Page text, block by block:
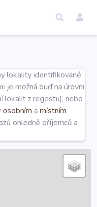
lokality identifikované
je možná buď na úrovni
lokalit z regestu), nebo
osobním a místním
ohledně příjemců a